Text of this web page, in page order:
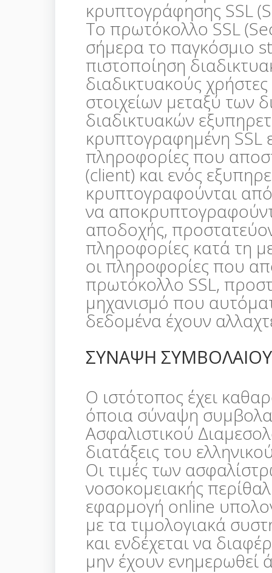
κρυπτογράφησης SSL
Το πρωτόκολλο SSL
σήμερα το παγκόσμιο
πιστοποίηση
διαδικτυακούς
στοιχείων μεταξύ των
διαδικτυακών
κρυπτογραφημένη SSL
πληροφορίες που
(client) και ενός
κρυπτογραφούνται
να
αποδοχής,
πληροφορίες κατά τη
οι πληροφορίες που
πρωτόκολλο SSL,
μηχανισμό που
δεδομένα έχουν
ΣΥΝΑΨΗ
Ο ιστότοπος έχει
όποια σύναψη
Ασφαλιστικού
διατάξεις του
Οι τιμές των
νοσοκομειακής
εφαρμογή online
με τα τιμολογιακά
και ενδέχεται να
μην έχουν ενημερωθεί